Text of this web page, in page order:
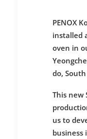
PENOX
installed
oven in
do,
This new
us to
business